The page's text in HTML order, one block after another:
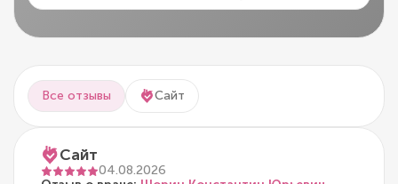
Все отзывы Сайт
Сайт
04.08.2026